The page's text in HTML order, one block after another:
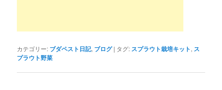
カテゴリー: ブダペスト日記, ブログ | タグ: スプラウト栽培キット, ス
プラウト野菜